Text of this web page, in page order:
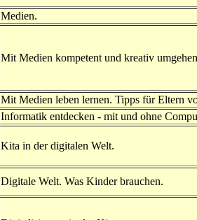
Medien.
Mit Medien kompetent und kreativ
Mit Medien leben lernen. Tipps für Eltern
Informatik entdecken - mit und ohne
Kita in der digitalen Welt.
Digitale Welt. Was Kinder brauchen.